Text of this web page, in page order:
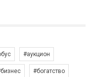
#аукцион
#богатство